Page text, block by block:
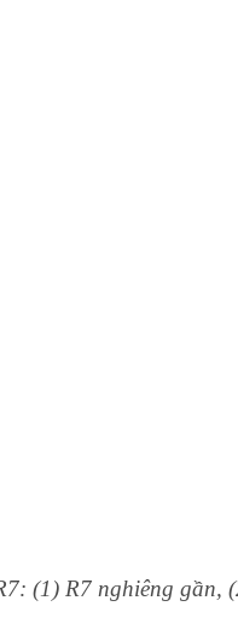
(1) R7 nghiêng gần,